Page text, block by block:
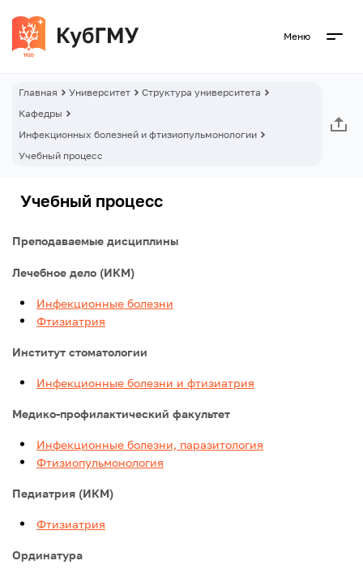
Меню
Главная Университет
Структура университета
Кафедры
Инфекционных болезней и фтизиопульмонологии
Учебный процесс
Учебный процесс
Преподаваемые дисциплины
Лечебное дело (ИКМ)
Инфекционные болезни
Фтизиатрия
Институт стоматологии
Инфекционные болезни и фтизиатрия
Медико-профилактический факультет
Инфекционные болезни, паразитология
Фтизиопульмонология
Педиатрия (ИКМ)
Фтизиатрия
Ординатура